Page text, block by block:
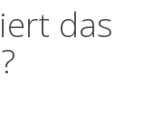
das